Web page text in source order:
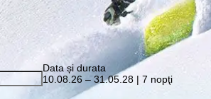
Data și durata
10.08.26 – 31.05.28 | 7 nopţi